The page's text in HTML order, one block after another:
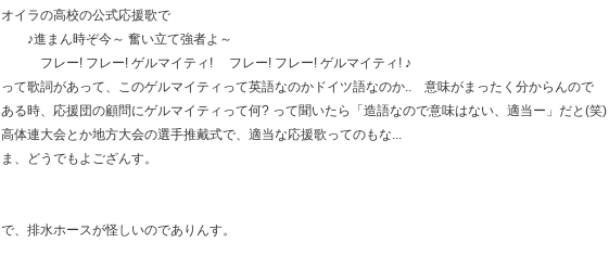
オイラの高校の公式応援歌で
♪進まん時ぞ今～ 奮い立て強者よ～
フレー! フレー! ゲルマイティ! フレー! フレー! ゲルマイティ! ♪
って歌詞があって、このゲルマイティって英語なのかドイツ語なのか.. 意味がまったく分からんので
ある時、応援団の顧問にゲルマイティって何? って聞いたら「造語なので意味はない、適当ー」だと(笑)
高体連大会とか地方大会の選手推戴式で、適当な応援歌ってのもな...
ま、どうでもよござんす。
で、排水ホースが怪しいのでありんす。